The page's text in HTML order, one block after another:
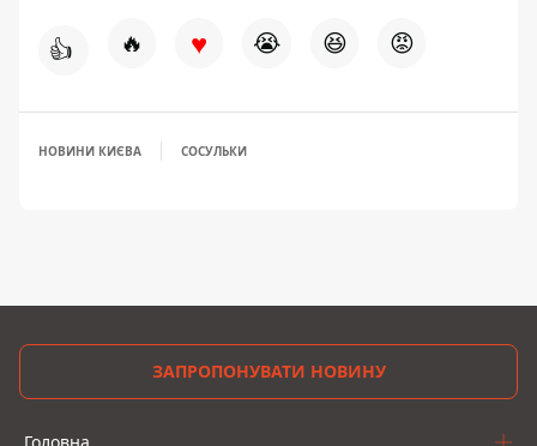
👍 🔥 ♥ 😭 😆 😡
НОВИНИ КИЄВА СОСУЛЬКИ
ЗАПРОПОНУВАТИ НОВИНУ